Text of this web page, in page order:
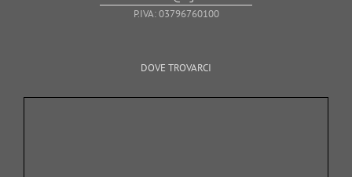
P.IVA: 03796760100
DOVE TROVARCI